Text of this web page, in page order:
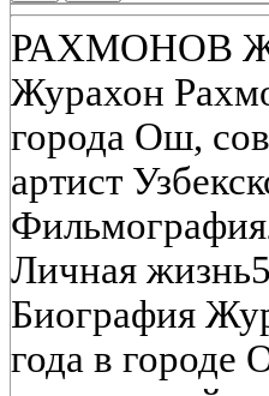
РАХМОНОВ
Журахон
города Ош,
артист
Личная
Биография
года в